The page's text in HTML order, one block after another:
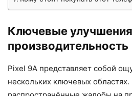
Ключевые
производительность
Pixel 9A представляет собой
нескольких ключевых